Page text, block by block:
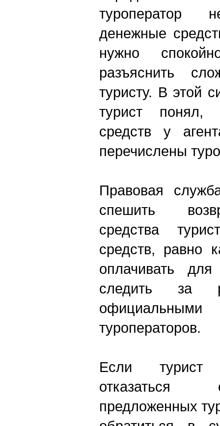
туроператор
денежные
нужно
разъяснить
туристу. В этой
турист
средств у
перечислены
Правовая
спешить
средства
средств, равно
оплачивать
следить за
туроператоров.
Если турист
отказаться
предложенных